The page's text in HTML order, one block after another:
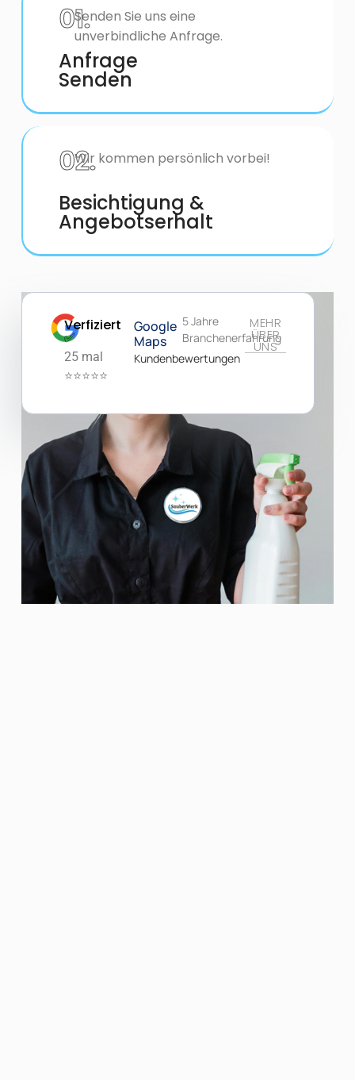
01.
Anfrage
Senden
Senden Sie uns eine
unverbindliche Anfrage.
02.
Besichtigung &
Angebotserhalt
Wir kommen persönlich vorbei!
Verfiziert
✅
25 mal
⭐⭐⭐⭐⭐
Google
Maps
Kundenbewertungen
5 Jahre
Branchenerfahrung
MEHR
ÜBER
UNS